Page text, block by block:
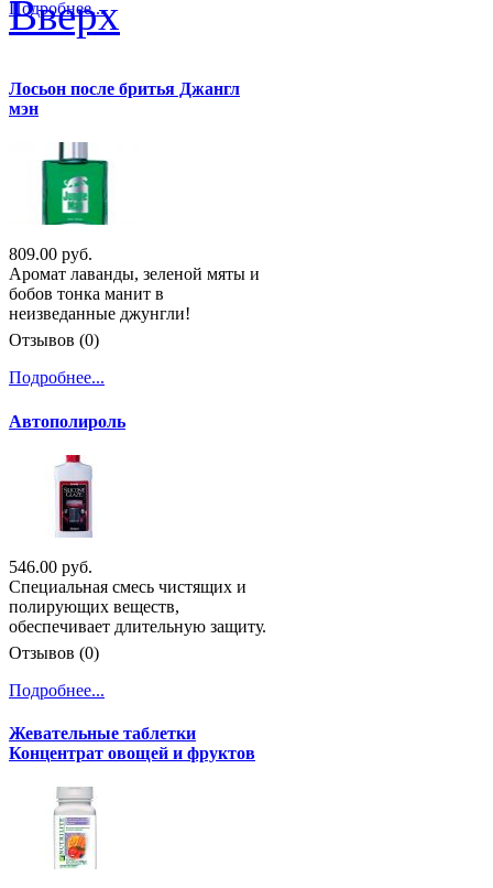
Подробнее...
Лосьон после бритья Джангл
мэн
809.00 руб.
Аромат лаванды, зеленой мяты и
бобов тонка манит в
неизведанные джунгли!
Отзывов (0)
Подробнее...
Автополироль
546.00 руб.
Специальная смесь чистящих и
полирующих веществ,
обеспечивает длительную защиту.
Отзывов (0)
Подробнее...
Жевательные таблетки
Концентрат овощей и фруктов
Вверх